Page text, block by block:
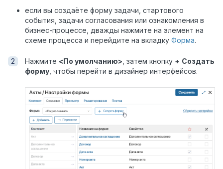
если вы создаёте форму задачи, стартового
события, задачи согласования или ознакомления в
бизнес-процессе, дважды нажмите на элемент на
схеме процесса и перейдите на вкладку Форма.
Нажмите <По умолчанию> , затем кнопку + Создать
форму , чтобы перейти в дизайнер интерфейсов.